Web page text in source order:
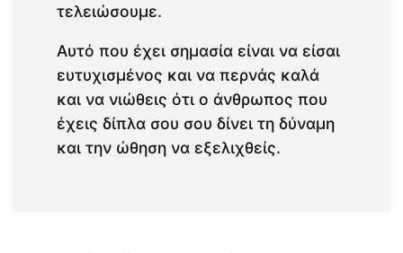
τελειώσουμε.
Αυτό που έχει σημασία είναι να είσαι
ευτυχισμένος και να περνάς καλά
και να νιώθεις ότι ο άνθρωπος που
έχεις δίπλα σου σου δίνει τη δύναμη
και την ώθηση να εξελιχθείς.